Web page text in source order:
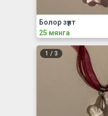
Болор зүүлт
25 мянга
1 / 3